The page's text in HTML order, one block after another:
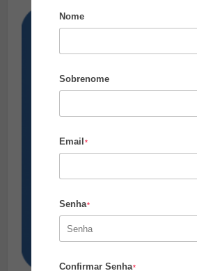
Nome
Sobrenome
Email *
Senha*
Confirmar Senha*